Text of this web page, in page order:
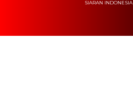
SIARAN INDONESIA